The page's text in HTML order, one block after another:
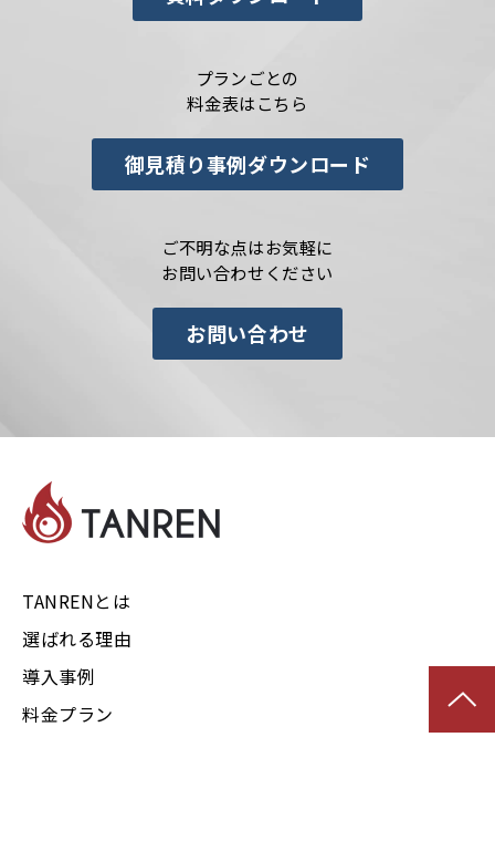
プランごとの
料金表はこちら
御見積り事例ダウンロード
ご不明な点はお気軽に
お問い合わせください
お問い合わせ
TANRENとは
選ばれる理由
導入事例
料金プラン